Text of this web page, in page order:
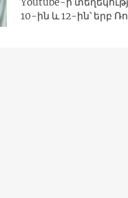
10-ին և 12-ին՝ երբ